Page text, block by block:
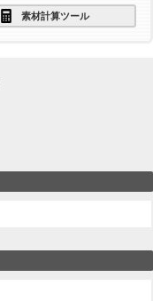
素材計算ツール